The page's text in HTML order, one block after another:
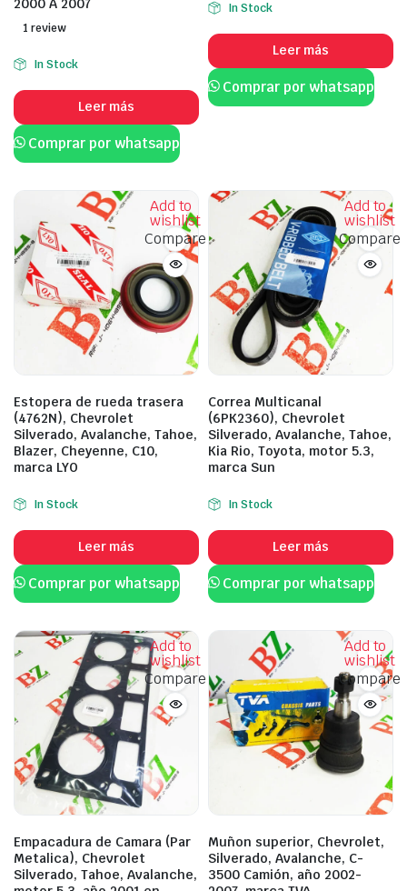
2000 A 2007
1 review
In Stock
Leer más
Comprar por whatsapp
In Stock
Leer más
Comprar por whatsapp
Add to
wishlist
Compare
Estopera de rueda trasera
(4762N), Chevrolet
Silverado, Avalanche, Tahoe,
Blazer, Cheyenne, C10,
marca LYO
In Stock
Leer más
Comprar por whatsapp
Add to
wishlist
Compare
Correa Multicanal
(6PK2360), Chevrolet
Silverado, Avalanche, Tahoe,
Kia Rio, Toyota, motor 5.3,
marca Sun
In Stock
Leer más
Comprar por whatsapp
Add to
wishlist
Compare
Empacadura de Camara (Par
Metalica), Chevrolet
Silverado, Tahoe, Avalanche,
Add to
wishlist
Compare
Muñon superior, Chevrolet,
Silverado, Avalanche, C-
3500 Camión, año 2002-